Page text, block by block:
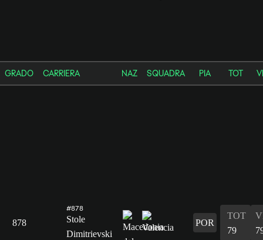
GRADO CARRIERA NAZ SQUADRA PIA TOT
878
#878
Stole
Dimitrievski
POR
TOT
79